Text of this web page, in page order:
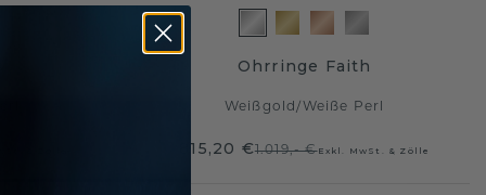
Ohrringe Faith
Weißgold/ Weiße Perl
815,20 €1.019,- €Exkl. MwSt. & Zölle